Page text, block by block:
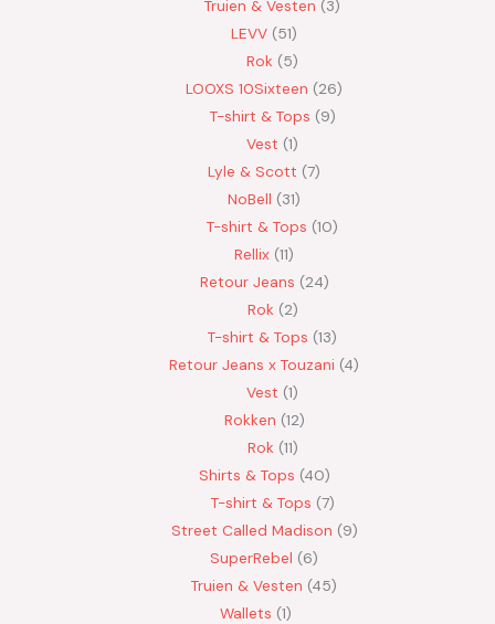
Truien & Vesten
3
LEVV 51
Rok 5
LOOXS 10Sixteen
26
T-shirt & Tops 9
Vest 1
Lyle & Scott 7
NoBell
31
T-shirt & Tops 10
Rellix 11
Retour Jeans 24
Rok 2
T-shirt & Tops 13
Retour Jeans x Touzani 4
Vest 1
Rokken 12
Rok 11
Shirts & Tops 40
T-shirt & Tops 7
Street Called Madison 9
SuperRebel
6
Truien & Vesten 45
Wallets 1